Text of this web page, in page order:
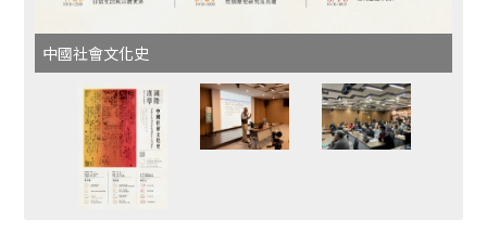
中國社會文化史